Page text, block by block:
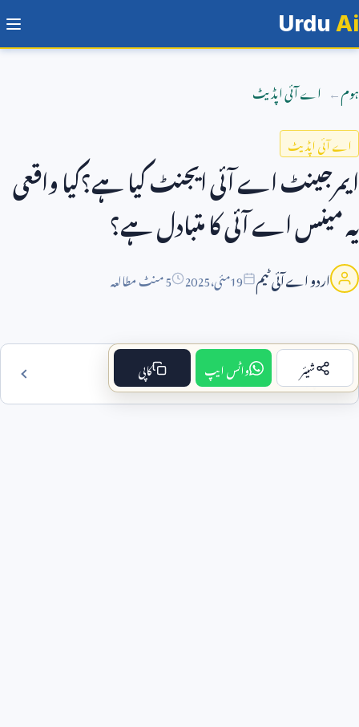
Urdu Ai
ہوم اے آئی اپڈیٹ
اے آئی اپڈیٹ
ایمرجینٹ اے آئی ایجنٹ کیا ہے؟کیا واقعی
یہ مینس اے آئی کا متبادل ہے؟
اردو اے آئی ٹیم 19مئی،2025 5 منٹ مطالعہ
فہرست مضمون
شیئر واٹس ایپ کاپی